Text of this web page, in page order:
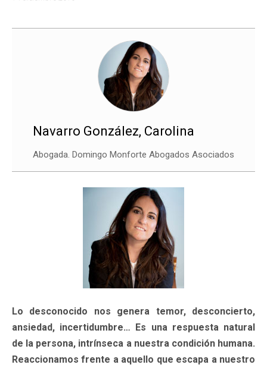
Navarro González, Carolina
Abogada. Domingo Monforte Abogados Asociados
Lo desconocido nos genera temor, desconcierto,
ansiedad, incertidumbre… Es una respuesta natural
de la persona, intrínseca a nuestra condición humana.
Reaccionamos frente a aquello que escapa a nuestro